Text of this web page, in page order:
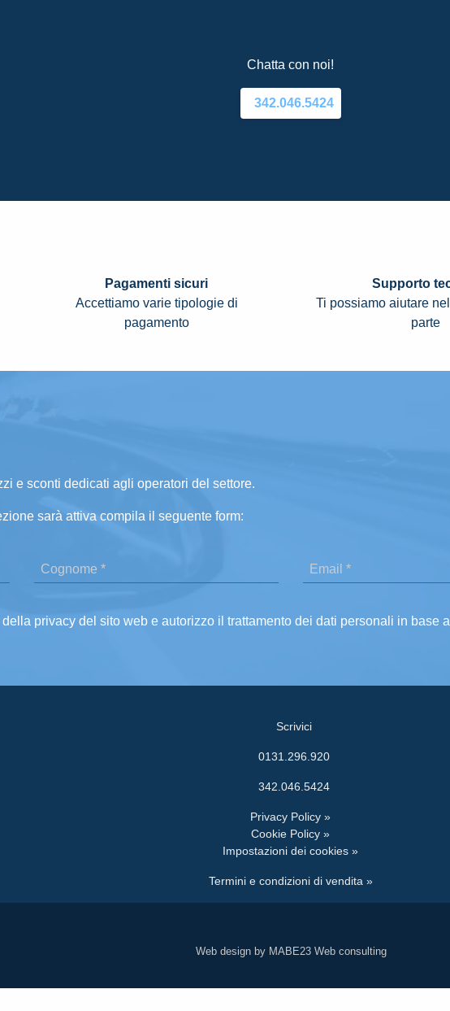
Chatta con noi!
342.046.5424
Pagamenti sicuri
Accettiamo varie tipologie di
pagamento
Supporto
Ti possiamo aiutare
parte
e sconti dedicati agli operatori del settore.
sarà attiva compila il seguente form:
privacy del sito web e autorizzo il trattamento dei dati personali in base
Scrivici
0131.296.920
342.046.5424
Privacy Policy »
Cookie Policy »
Impostazioni dei cookies »
Termini e condizioni di vendita »
Web design by MABE23 Web consulting